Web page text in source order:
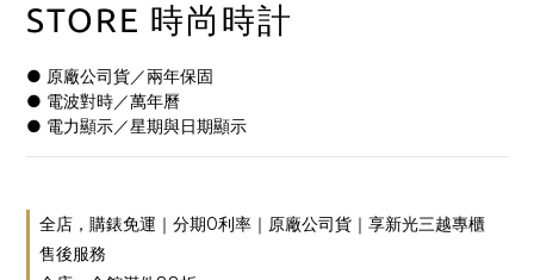
STORE 時尚時計
● 原廠公司貨／兩年保固
● 電波對時／萬年曆
● 電力顯示／星期與日期顯示
全店，購錶免運｜分期0利率｜原廠公司貨｜享新光三越專櫃
售後服務